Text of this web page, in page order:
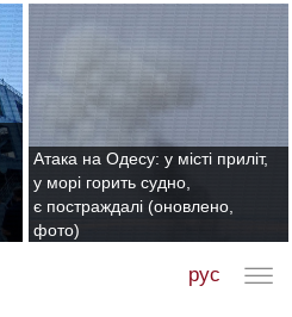
Атака на Одесу: у місті приліт,
у морі горить судно,
є постраждалі (оновлено,
фото)
рус